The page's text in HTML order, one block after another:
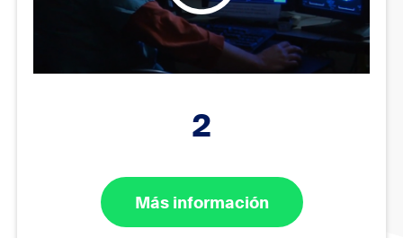
2
Más información